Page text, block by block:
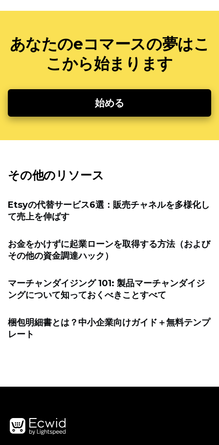
あなたのeコマースの夢はこ
こから始まります
始める
その他のリソース
Etsyの代替サービス6選：販売チャネルを多様化し
て売上を伸ばす
お金をかけずに起業ローンを取得する方法（および
その他の資金調達ハック）
マーチャンダイジング 101: 製品マーチャンダイジ
ングについて知っておくべきことすべて
梱包明細書とは？中小企業向けガイド＋無料テンプ
レート